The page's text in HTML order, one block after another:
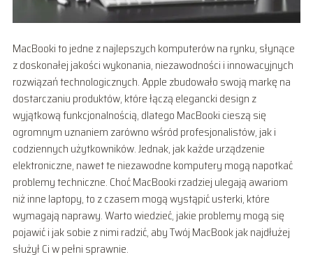
MacBooki to jedne z najlepszych komputerów na rynku, słynące
z doskonałej jakości wykonania, niezawodności i innowacyjnych
rozwiązań technologicznych. Apple zbudowało swoją markę na
dostarczaniu produktów, które łączą elegancki design z
wyjątkową funkcjonalnością, dlatego MacBooki cieszą się
ogromnym uznaniem zarówno wśród profesjonalistów, jak i
codziennych użytkowników. Jednak, jak każde urządzenie
elektroniczne, nawet te niezawodne komputery mogą napotkać
problemy techniczne. Choć MacBooki rzadziej ulegają awariom
niż inne laptopy, to z czasem mogą wystąpić usterki, które
wymagają naprawy. Warto wiedzieć, jakie problemy mogą się
pojawić i jak sobie z nimi radzić, aby Twój MacBook jak najdłużej
służył Ci w pełni sprawnie.